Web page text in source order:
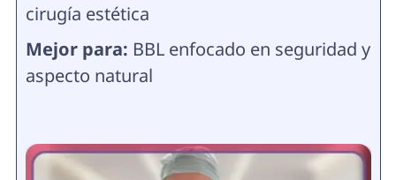
cirugía estética
Mejor para: BBL enfocado en seguridad y
aspecto natural